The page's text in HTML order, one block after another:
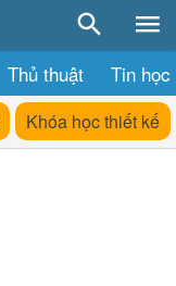
Thủ thuật Tin học
Khóa học thiết kế